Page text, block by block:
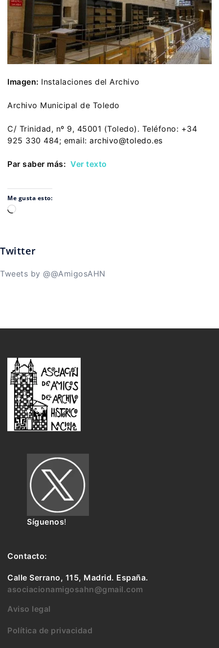
Imagen: Instalaciones del Archivo
Archivo Municipal de Toledo
C/ Trinidad, nº 9, 45001 (Toledo). Teléfono: +34
925 330 484; email: archivo@toledo.es
Par saber más: Ver texto
Me gusta esto:
Cargando...
Twitter
Tweets by @@AmigosAHN
Síguenos!
Contacto:
Calle Serrano, 115, Madrid. España.
asociacionamigosahn@gmail.com
Aviso legal
Política de privacidad